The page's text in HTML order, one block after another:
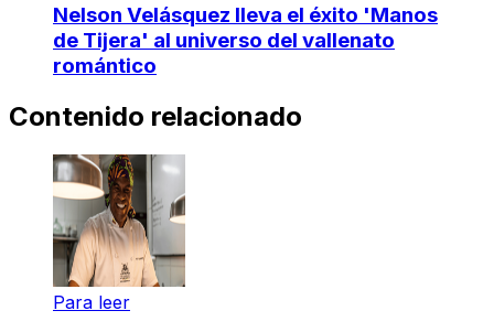
Nelson Velásquez lleva el éxito 'Manos
de Tijera' al universo del vallenato
romántico
Contenido relacionado
Para leer